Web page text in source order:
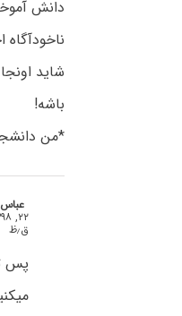
دانش
شاید
باشه!
*من
عباس
ق٫ظ
پس